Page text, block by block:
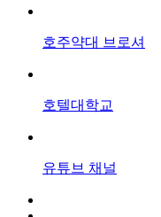
호주약대 브로셔
호텔대학교
유튜브 채널